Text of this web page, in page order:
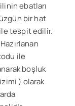
ebatları
bir hat
tespit edilir.
Hazırlanan
ile
boşluk
) olarak